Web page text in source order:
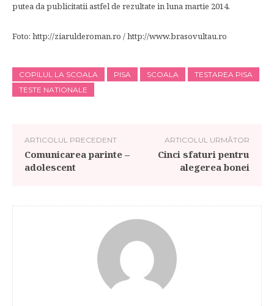
putea da publicitatii astfel de rezultate in luna martie 2014.
Foto: http://ziarulderoman.ro / http://www.brasovultau.ro
COPILUL LA SCOALA PISA SCOALA
TESTAREA PISA
TESTE NATIONALE
ARTICOLUL PRECEDENT
Comunicarea parinte –
adolescent
ARTICOLUL URMĂTOR
Cinci sfaturi pentru
alegerea bonei